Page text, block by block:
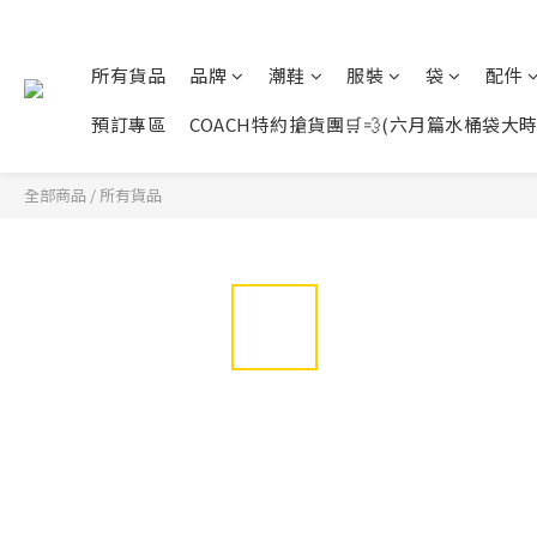
所有貨品 品牌 潮鞋 服裝 袋
配件
預訂專區
COACH特約搶貨團🛒💨(六月篇水桶袋大時
全部商品 / 所有貨品